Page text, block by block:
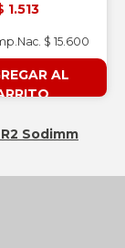
1.513
$ 15.600
AL
Sodimm